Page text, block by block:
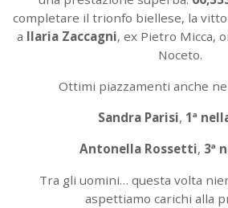
completare il trionfo biellese, la
a Ilaria Zaccagni, ex Pietro Micca,
Noceto.
Ottimi piazzamenti anche
Sandra Parisi, 1ª
Antonella Rossetti, 3ª
Tra gli uomini… questa volta
aspettiamo carichi alla